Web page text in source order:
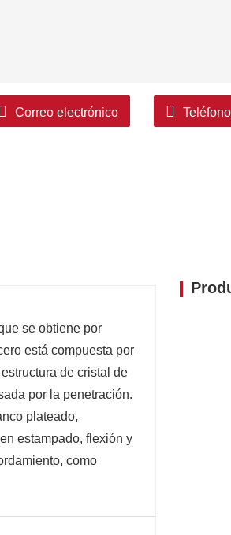
Correo electrónico Teléfono
se obtiene por
está compuesta por
de cristal de
por la penetración.
plateado,
estampado, flexión y
como